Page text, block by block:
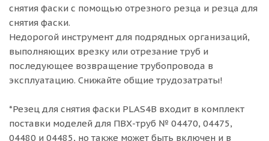
снятия фаски с помощью отрезного резца и резца для
снятия фаски.
Недорогой инструмент для подрядных организаций,
выполняющих врезку или отрезание труб и
последующее возвращение трубопровода в
эксплуатацию. Снижайте общие трудозатраты!
*Резец для снятия фаски PLAS4B входит в комплект
поставки моделей для ПВХ-труб № 04470, 04475,
04480 и 04485, но также может быть включен и в